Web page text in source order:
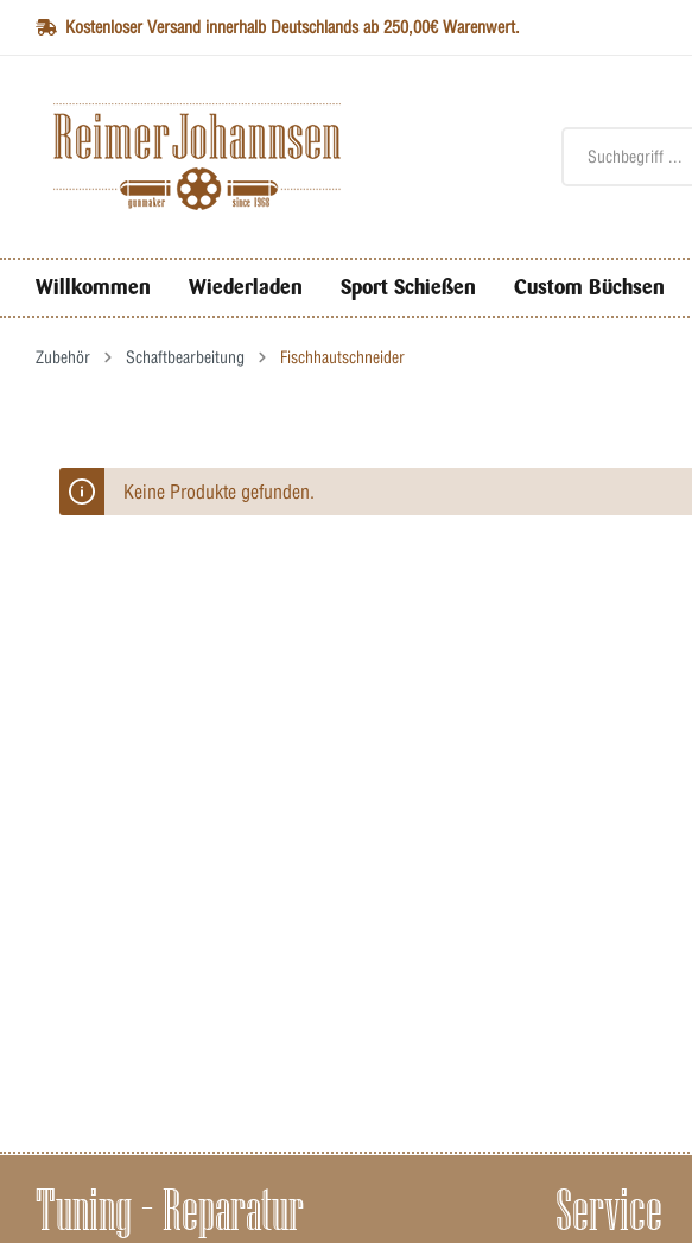
Kostenloser Versand innerhalb Deutschlands ab 250,00€ Warenwert.
Willkommen Wiederladen Sport Schießen Custom Büchsen
Zubehör Schaftbearbeitung Fischhautschneider
Keine Produkte gefunden.
Tuning – Reparatur Service